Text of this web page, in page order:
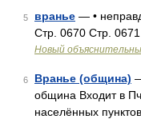
5 вранье — •
Стр. 0670 Стр.
Новый
6 Вранье (община)
община Входит в
населённых